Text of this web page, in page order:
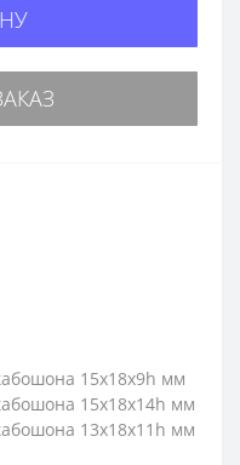
15х18х9h мм
15х18х14h мм
13х18х11h мм